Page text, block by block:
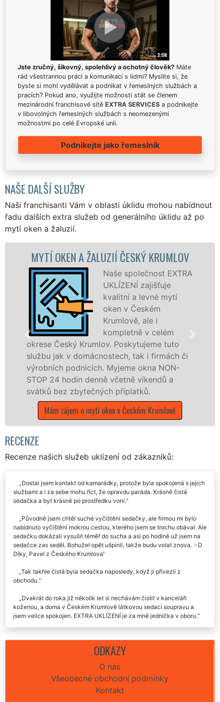
Jste zručný, šikovný, spolehlivý a ochotný člověk? Máte
rád všestrannou práci a komunikaci s lidmi? Myslíte si, že
byste si mohl vydělávat a podnikat v řemeslných službách a
pracích? Pokud ano, využijte možnosti stát se členem
mezinárodní franchisové sítě EXTRA SERVICES a podnikejte
v libovolných řemeslných službách s neomezenými
možnostmi po celé Evropské unii.
Podnikejte jako řemeslník
NAŠE DALŠÍ SLUŽBY
Naši franchisanti Vám v oblasti úklidu mohou nabídnout
řadu dalších extra služeb od generálního úklidu až po
mytí oken a žaluzií.
ČESKÝ KRUMLOV
Naše společnost EXTRA
UKLÍZENÍ zajišťuje
kvalitní a levné mytí
oken v Českém
Krumlově, ale i
kompletně v celém
Poskytujeme tuto
tak i firmách či
Myjeme okna NON-
včetně víkendů a
příplatků.
oken v Českém Krumlově
MYTÍ OKENNÍCH
dřevěná okna a
kompletní a kvalitní
okrese Český
franchisových
UKLÍZENÍ, a to i o
státních svátků.
RECENZE
Recenze našich služeb uklízení od zákazníků:
Dostal jsem kontakt od kamarádky, protože byla spokojená s jejich
službami a i za sebe mohu říct, že opravdu paráda. Krásně čistá
sedačka a byt krásně po prostředku voní.
Původně jsem chtěl suché vyčištění sedačky, ale firmou mi bylo
sedačku dokázali vysušit téměř do sucha a asi po hodině už jsem na
sedačce zas seděl. Bohužel opět ušpinil, takže budu volat znova. :-D
Tak takhle čistá byla sedačka naposledy, když ji přivezli z
obchodu.
jsem velice spokojen. EXTRA UKLÍZENÍ je za mně jednička v oboru.
2x do roka si necháváme čistit sedačku a vždy máme krásně čistou
a provoněný celý byt.
ODKAZY